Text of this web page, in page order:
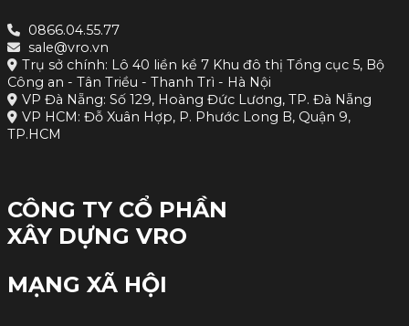
0866.04.55.77
sale@vro.vn
Trụ sở chính: Lô 40 liền kề 7 Khu đô thị Tổng cục 5, Bộ
Công an - Tân Triều - Thanh Trì - Hà Nội
VP Đà Nẵng: Số 129, Hoàng Đức Lương, TP. Đà Nẵng
VP HCM: Đỗ Xuân Hợp, P. Phước Long B, Quận 9,
TP.HCM
CÔNG TY CỔ PHẦN
XÂY DỰNG VRO
MẠNG XÃ HỘI